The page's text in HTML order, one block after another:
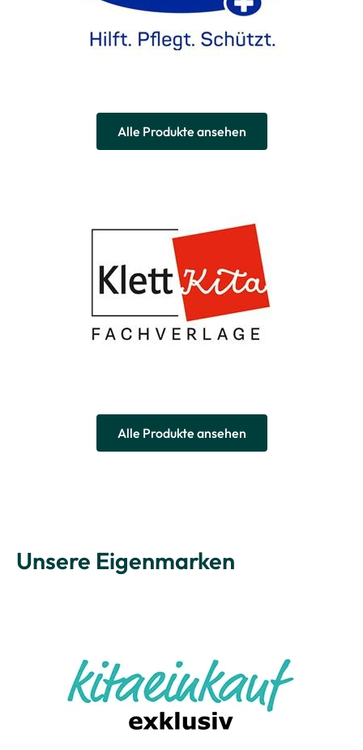
Alle Produkte ansehen
Alle Produkte ansehen
Unsere Eigenmarken